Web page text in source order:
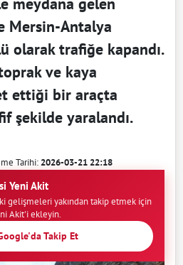
Mersin-Antalya
olarak trafiğe kapandı.
ve kaya
ettiği bir araçta
şekilde yaralandı.
Tarihi:2026-03-21 22:18
Yeni Akit
gelişmeleri yakından takip etmek için
Akit'i ekleyin.
Takip Et